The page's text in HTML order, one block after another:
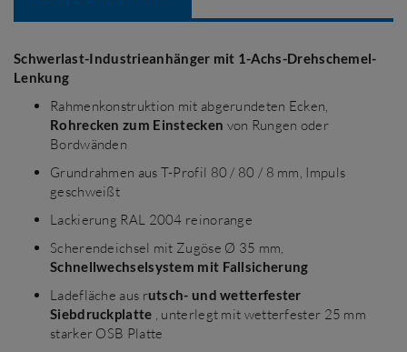
Schwerlast-Industrieanhänger mit 1-Achs-Drehschemel-
Lenkung
Rahmenkonstruktion mit abgerundeten Ecken,
Rohrecken zum Einstecken von Rungen oder
Bordwänden
Grundrahmen aus T-Profil 80 / 80 / 8 mm, Impuls
geschweißt
Lackierung RAL 2004 reinorange
Scherendeichsel mit Zugöse Ø 35 mm,
Schnellwechselsystem mit Fallsicherung
Ladefläche aus rutsch- und wetterfester
Siebdruckplatte , unterlegt mit wetterfester 25 mm
starker OSB Platte